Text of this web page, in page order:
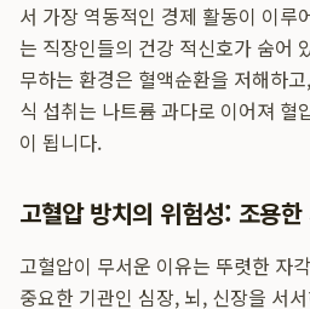
서 가장 역동적인 경제 활동이 이루
는 직장인들의 건강 적신호가 숨어
무하는 환경은 혈액순환을 저해하
식 섭취는 나트륨 과다로 이어져 혈
이 됩니다.
고혈압 방치의 위험성: 조용한
고혈압이 무서운 이유는 뚜렷한 자
중요한 기관인 심장, 뇌, 신장을 서